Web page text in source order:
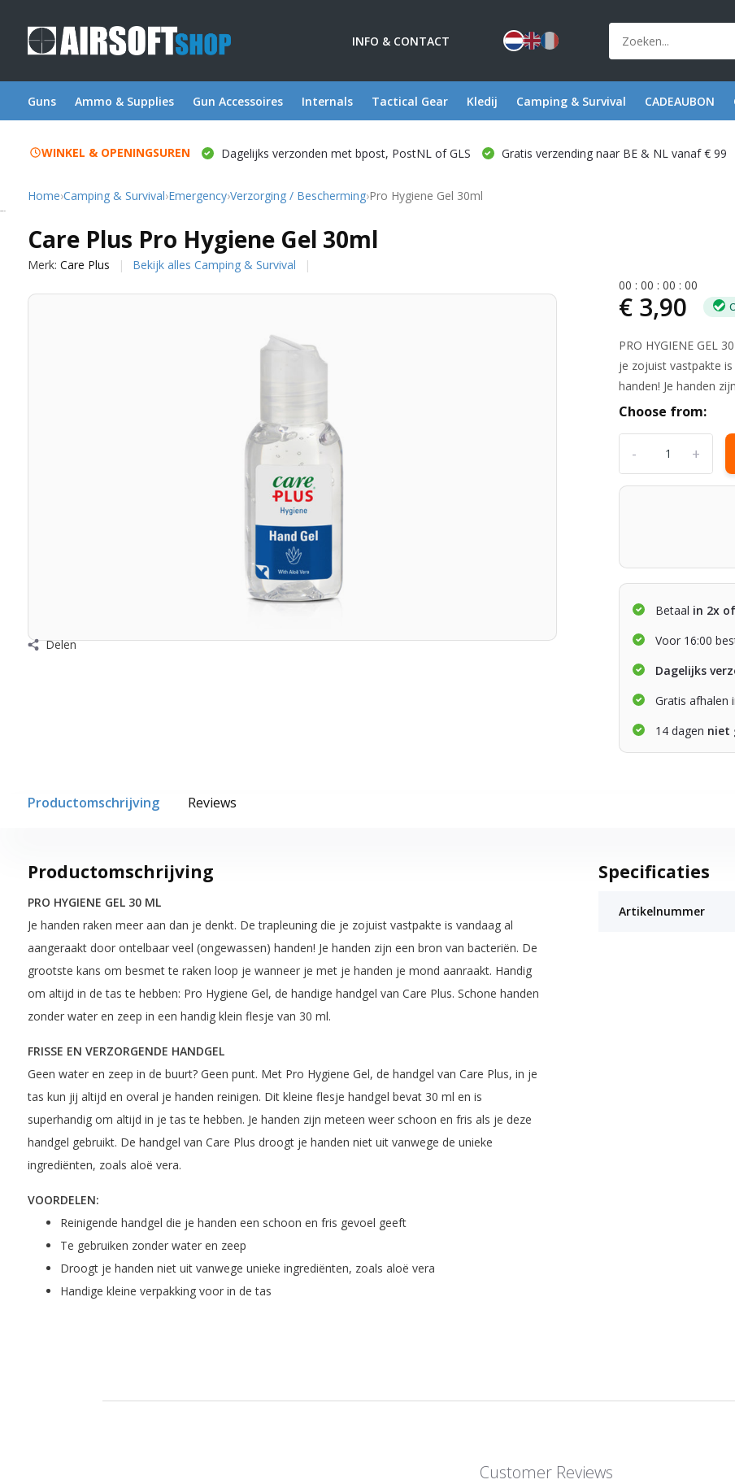
INFO & CONTACT
Guns Ammo & Supplies Gun Accessoires Internals Tactical Gear Kledij Camping & Survival CADEAUBON
WINKEL & OPENINGSUREN Dagelijks verzonden met bpost, PostNL of GLS Gratis verzending naar BE & NL vanaf € 99
Home›Camping & Survival›Emergency›Verzorging / Bescherming›Pro Hygiene Gel 30ml
Care Plus Pro Hygiene Gel 30ml
Merk: Care Plus Bekijk alles Camping & Survival
Delen
00 :00 :00 :00
€ 3,90
PRO HYGIENE GEL
je zojuist vastpakte
handen! Je handen
Choose from:
+
-
Betaal in 2x
Voor 16:00
Dagelijks
Gratis afhalen
14 dagen niet
Productomschrijving Reviews
Productomschrijving
PRO HYGIENE GEL 30 ML
Je handen raken meer aan dan je denkt. De trapleuning die je zojuist vastpakte is vandaag al
aangeraakt door ontelbaar veel (ongewassen) handen! Je handen zijn een bron van bacteriën. De
grootste kans om besmet te raken loop je wanneer je met je handen je mond aanraakt. Handig
om altijd in de tas te hebben: Pro Hygiene Gel, de handige handgel van Care Plus. Schone handen
zonder water en zeep in een handig klein flesje van 30 ml.
FRISSE EN VERZORGENDE HANDGEL
Geen water en zeep in de buurt? Geen punt. Met Pro Hygiene Gel, de handgel van Care Plus, in je
tas kun jij altijd en overal je handen reinigen. Dit kleine flesje handgel bevat 30 ml en is
superhandig om altijd in je tas te hebben. Je handen zijn meteen weer schoon en fris als je deze
handgel gebruikt. De handgel van Care Plus droogt je handen niet uit vanwege de unieke
ingrediënten, zoals aloë vera.
VOORDELEN:
Reinigende handgel die je handen een schoon en fris gevoel geeft
Te gebruiken zonder water en zeep
Droogt je handen niet uit vanwege unieke ingrediënten, zoals aloë vera
Handige kleine verpakking voor in de tas
Specificaties
Artikelnummer
Customer Reviews